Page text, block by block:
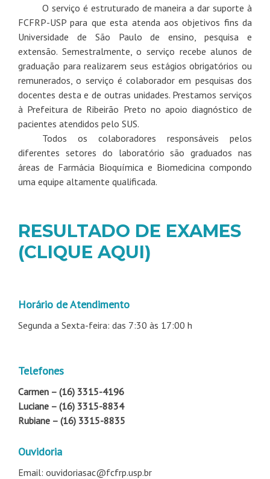
O serviço é estruturado de maneira a dar suporte à
FCFRP-USP para que esta atenda aos objetivos fins da
Universidade de São Paulo de ensino, pesquisa e
extensão. Semestralmente, o serviço recebe alunos de
graduação para realizarem seus estágios obrigatórios ou
remunerados, o serviço é colaborador em pesquisas dos
docentes desta e de outras unidades. Prestamos serviços
à Prefeitura de Ribeirão Preto no apoio diagnóstico de
pacientes atendidos pelo SUS.
Todos os colaboradores responsáveis pelos
diferentes setores do laboratório são graduados nas
áreas de Farmácia Bioquímica e Biomedicina compondo
uma equipe altamente qualificada.
RESULTADO DE EXAMES
(CLIQUE AQUI)
Horário de Atendimento
Segunda a Sexta-feira: das 7:30 às 17:00 h
Telefones
Carmen – (16) 3315-4196
Luciane – (16) 3315-8834
Rubiane – (16) 3315-8835
Ouvidoria
Email: ouvidoriasac@fcfrp.usp.br